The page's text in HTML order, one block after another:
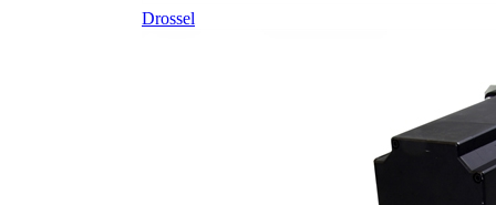
Drossel